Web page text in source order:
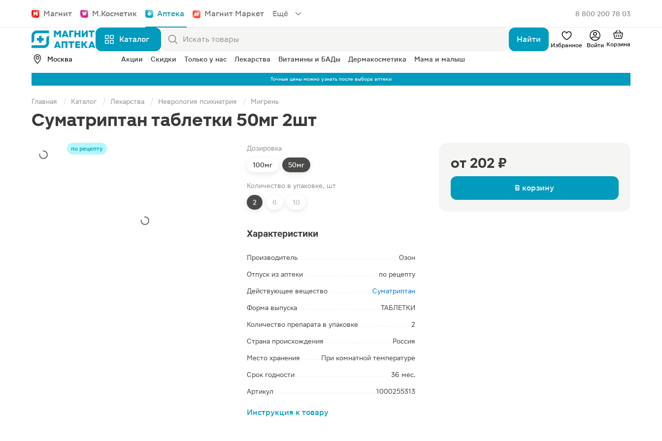
Магнит М.Косметик Аптека Магнит Маркет Ещё 8 800 200 78 03
Каталог Найти
Избранное Войти Корзина
Москва Акции Скидки Только у нас Лекарства Витамины и БАДы Дермакосметика Мама и малыш
Точные цены можно узнать после выбора аптеки
Главная Каталог Лекарства Неврология психиатрия Мигрень
Суматриптан таблетки 50мг 2шт
по рецепту
от 202 ₽
В корзину
Дозировка
100мг 50мг
Количество в упаковке, шт
2 6 10
Характеристики
Производитель Озон
Отпуск из аптеки по рецепту
Действующее вещество Суматриптан
Форма выпуска ТАБЛЕТКИ
Количество препарата в упаковке 2
Страна происхождения Россия
Место хранения При комнатной температуре
Срок годности 36 мес.
Артикул 1000255313
Инструкция к товару